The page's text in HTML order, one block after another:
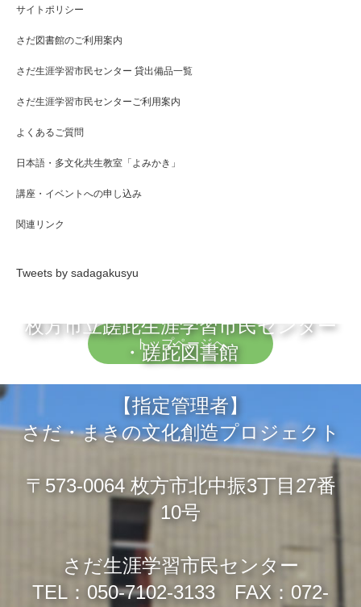
サイトポリシー
さだ図書館のご利用案内
さだ生涯学習市民センター 貸出備品一覧
さだ生涯学習市民センターご利用案内
よくあるご質問
日本語・多文化共生教室「よみかき」
講座・イベントへの申し込み
関連リンク
Tweets by sadagakusyu
トップページへ
枚方市立蹉跎生涯学習市民センター
・蹉跎図書館
【指定管理者】
さだ・まきの文化創造プロジェクト
〒573-0064 枚方市北中振3丁目27番
10号
さだ生涯学習市民センター
TEL：050-7102-3133 FAX：072-